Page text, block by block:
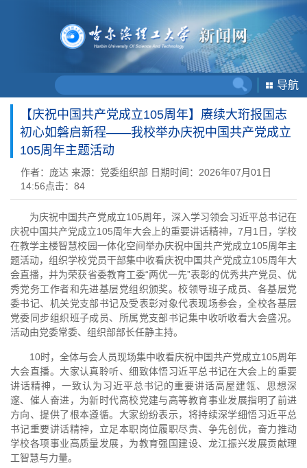
导航
【庆祝中国共产党成立105周年】赓续大珩报国志
初心如磐启新程——我校举办庆祝中国共产党成立
105周年主题活动
作者：庞达 来源：党委组织部 日期时间：2026年07月01日
14:56点击： 84
为庆祝中国共产党成立105周年，深入学习领会习近平总书记在
庆祝中国共产党成立105周年大会上的重要讲话精神，7月1日，学校
在教学主楼智慧校园一体化空间举办庆祝中国共产党成立105周年主
题活动，组织学校党员干部集中收看庆祝中国共产党成立105周年大
会直播，并为荣获省委教育工委“两优一先”表彰的优秀共产党员、优
秀党务工作者和先进基层党组织颁奖。校领导班子成员、各基层党
委书记、机关党支部书记及受表彰对象代表现场参会，全校各基层
党委同步组织班子成员、所属党支部书记集中收听收看大会盛况。
活动由党委常委、组织部部长任静主持。
10时，全体与会人员现场集中收看庆祝中国共产党成立105周年
大会直播。大家认真聆听、细致体悟习近平总书记在大会上的重要
讲话精神，一致认为习近平总书记的重要讲话高屋建瓴、思想深
邃、催人奋进，为新时代高校党建与高等教育事业发展指明了前进
方向、提供了根本遵循。大家纷纷表示，将持续深学细悟习近平总
书记重要讲话精神，立足本职岗位履职尽责、争先创优，奋力推动
学校各项事业高质量发展，为教育强国建设、龙江振兴发展贡献理
工智慧与力量。